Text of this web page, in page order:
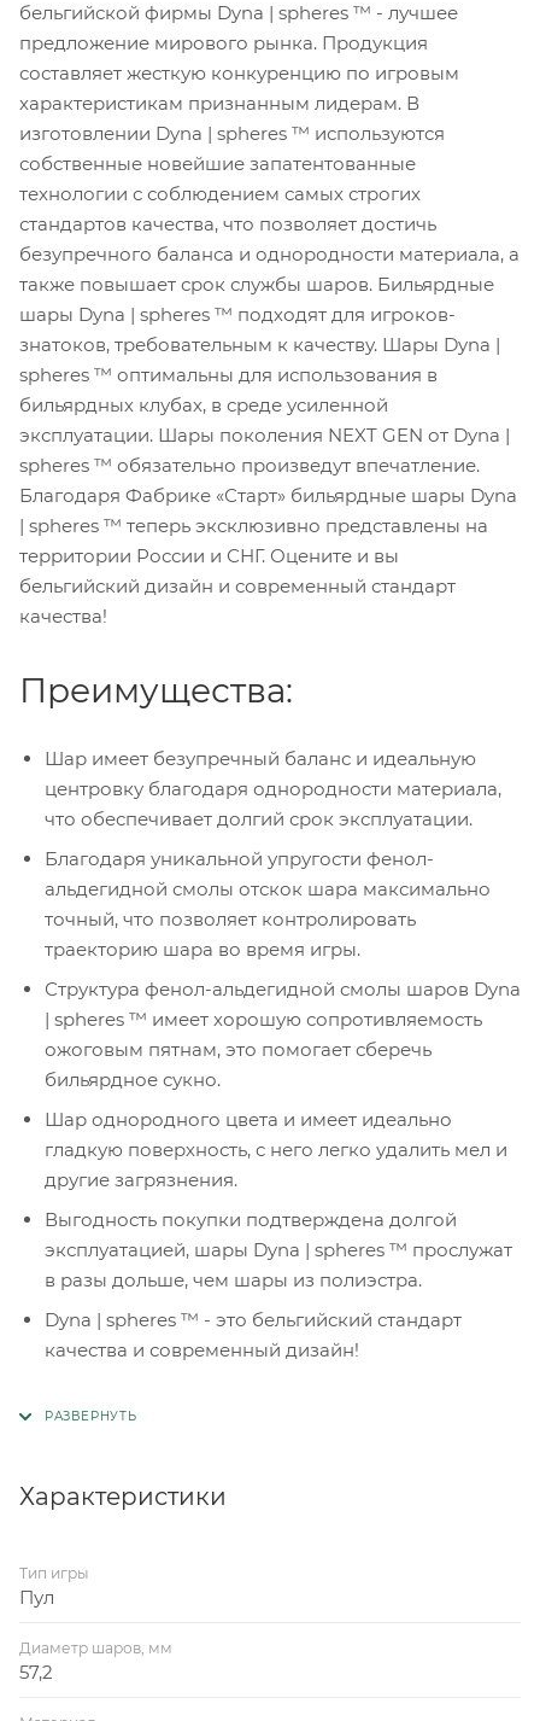
бельгийской фирмы Dyna | spheres ™ - лучшее
предложение мирового рынка. Продукция
составляет жесткую конкуренцию по игровым
характеристикам признанным лидерам. В
изготовлении Dyna | spheres ™ используются
собственные новейшие запатентованные
технологии с соблюдением самых строгих
стандартов качества, что позволяет достичь
безупречного баланса и однородности материала, а
также повышает срок службы шаров. Бильярдные
шары Dyna | spheres ™ подходят для игроков-
знатоков, требовательным к качеству. Шары Dyna |
spheres ™ оптимальны для использования в
бильярдных клубах, в среде усиленной
эксплуатации. Шары поколения NEXT GEN от Dyna |
spheres ™ обязательно произведут впечатление.
Благодаря Фабрике «Старт» бильярдные шары Dyna
| spheres ™ теперь эксклюзивно представлены на
территории России и СНГ. Оцените и вы
бельгийский дизайн и современный стандарт
качества!
Преимущества:
Шар имеет безупречный баланс и идеальную
центровку благодаря однородности материала,
что обеспечивает долгий срок эксплуатации.
Благодаря уникальной упругости фенол-
альдегидной смолы отскок шара максимально
точный, что позволяет контролировать
траекторию шара во время игры.
Структура фенол-альдегидной смолы шаров Dyna
| spheres ™ имеет хорошую сопротивляемость
ожоговым пятнам, это помогает сберечь
бильярдное сукно.
Шар однородного цвета и имеет идеально
гладкую поверхность, с него легко удалить мел и
другие загрязнения.
Выгодность покупки подтверждена долгой
эксплуатацией, шары Dyna | spheres ™ прослужат
в разы дольше, чем шары из полиэстра.
Dyna | spheres ™ - это бельгийский стандарт
качества и современный дизайн!
Характеристики
Тип игры
Пул
Диаметр шаров, мм
57,2